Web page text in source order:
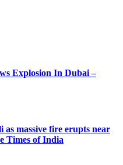
Explosion In Dubai –
as massive fire erupts near
Times of India